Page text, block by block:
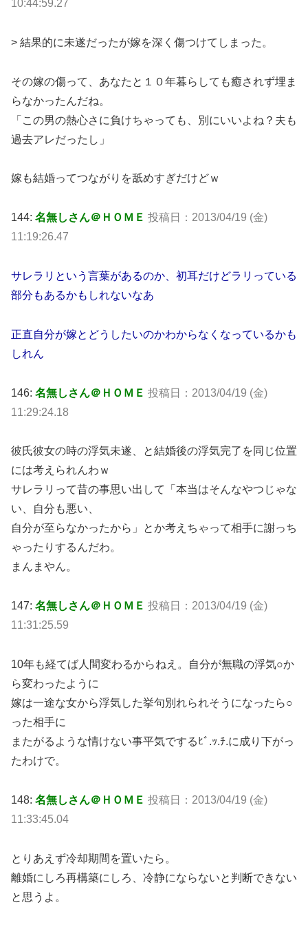
10:44:59.27
> 結果的に未遂だったが嫁を深く傷つけてしまった。
その嫁の傷って、あなたと１０年暮らしても癒されず埋ま
らなかったんだね。
「この男の熱心さに負けちゃっても、別にいいよね？夫も
過去アレだったし」
嫁も結婚ってつながりを舐めすぎだけどｗ
144: 名無しさん＠ＨＯＭＥ 投稿日：2013/04/19 (金)
11:19:26.47
サレラリという言葉があるのか、初耳だけどラリっている
部分もあるかもしれないなあ
正直自分が嫁とどうしたいのかわからなくなっているかも
しれん
146: 名無しさん＠ＨＯＭＥ 投稿日：2013/04/19 (金)
11:29:24.18
彼氏彼女の時の浮気未遂、と結婚後の浮気完了を同じ位置
には考えられんわｗ
サレラリって昔の事思い出して「本当はそんなやつじゃな
い、自分も悪い、
自分が至らなかったから」とか考えちゃって相手に謝っち
ゃったりするんだわ。
まんまやん。
147: 名無しさん＠ＨＯＭＥ 投稿日：2013/04/19 (金)
11:31:25.59
10年も経てば人間変わるからねえ。自分が無職の浮気○か
ら変わったように
嫁は一途な女から浮気した挙句別れられそうになったら○
った相手に
またがるような情けない事平気でするﾋﾞ.ｯ.ﾁ.に成り下がっ
たわけで。
148: 名無しさん＠ＨＯＭＥ 投稿日：2013/04/19 (金)
11:33:45.04
とりあえず冷却期間を置いたら。
離婚にしろ再構築にしろ、冷静にならないと判断できない
と思うよ。